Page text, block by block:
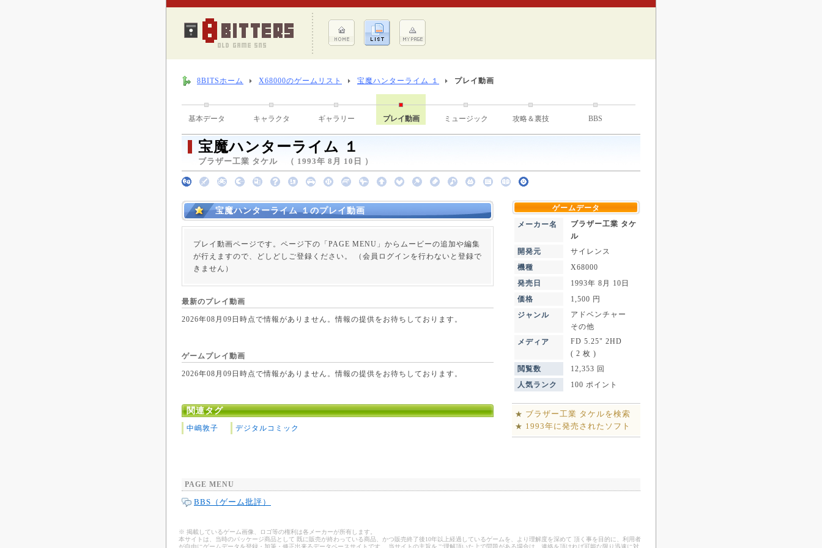
8BITSホーム X68000のゲームリスト 宝魔ハンターライム １ プレイ動画
基本データ キャラクタ ギャラリー プレイ動画 ミュージック 攻略＆裏技 BBS
宝魔ハンターライム １
ブラザー工業 タケル （ 1993年 8月 10日 ）
宝魔ハンターライム １のプレイ動画
プレイ動画ページです。ページ下の「PAGE MENU」からムービーの追加や編集
が行えますので、どしどしご登録ください。 （会員ログインを行わないと登録で
きません）
最新のプレイ動画
2026年08月09日時点で情報がありません。情報の提供をお待ちしております。
ゲームプレイ動画
2026年08月09日時点で情報がありません。情報の提供をお待ちしております。
関連タグ
中嶋敦子 デジタルコミック
ゲームデータ
メーカー名
ブラザー工業 タケ
ル
開発元
サイレンス
機種
X68000
発売日
1993年 8月 10日
価格
1,500 円
ジャンル
アドベンチャー
その他
メディア
FD 5.25" 2HD
( 2 枚 )
閲覧数
12,353 回
人気ランク
100 ポイント
★ ブラザー工業 タケルを検索
★ 1993年に発売されたソフト
PAGE MENU
BBS（ゲーム批評）
※ 掲載しているゲーム画像、ロゴ等の権利は各メーカーが所有します。
本サイトは、当時のパッケージ商品として 既に販売が終わっている商品、かつ販売終了後10年以上経過しているゲームを、より理解度を深めて 頂く事を目的に、利用者
が自由にゲームデータを登録・加筆・修正出来るデータベースサイトです。 当サイトの主旨をご理解頂いた上で問題がある場合は、連絡を頂ければ可能な限り迅速に対